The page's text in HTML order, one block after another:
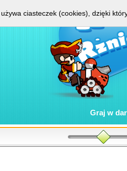
Graj w
ciasteczek (cookies), dzięki